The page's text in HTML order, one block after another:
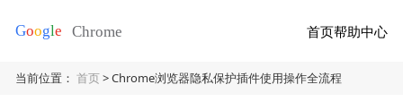
首页帮助中心
当前位置：首页> Chrome浏览器隐私保护插件使用操作全流程